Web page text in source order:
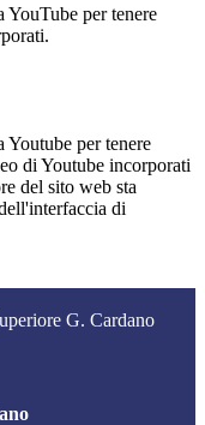
YouTube per tenere
Youtube per tenere
di Youtube incorporati
del sito web sta
di
G. Cardano